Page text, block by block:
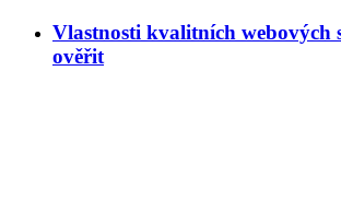
Vlastnosti kvalitních webových
ověřit